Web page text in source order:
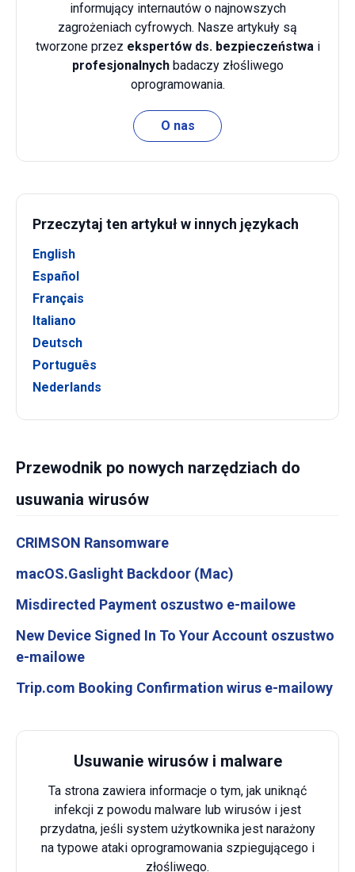
informujący internautów o najnowszych
zagrożeniach cyfrowych. Nasze artykuły są
tworzone przez ekspertów ds. bezpieczeństwai
profesjonalnychbadaczy złośliwego
oprogramowania.
O nas
Przeczytaj ten artykuł w innych językach
English
Español
Français
Italiano
Deutsch
Português
Nederlands
Przewodnik po nowych narzędziach do
usuwania wirusów
CRIMSON Ransomware
macOS.Gaslight Backdoor (Mac)
Misdirected Payment oszustwo e-mailowe
New Device Signed In To Your Account oszustwo
e-mailowe
Trip.com Booking Confirmation wirus e-mailowy
Usuwanie wirusów i malware
Ta strona zawiera informacje o tym, jak uniknąć
infekcji z powodu malware lub wirusów i jest
przydatna, jeśli system użytkownika jest narażony
na typowe ataki oprogramowania szpiegującego i
złośliwego.